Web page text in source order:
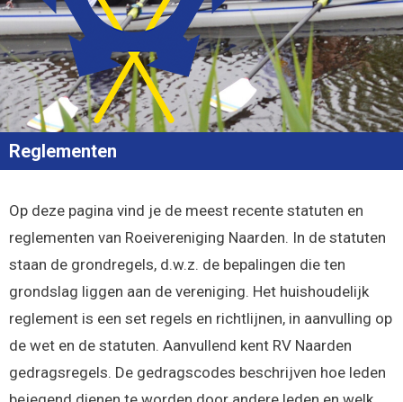
Reglementen
Op deze pagina vind je de meest recente statuten en
reglementen van Roeivereniging Naarden. In de statuten
staan de grondregels, d.w.z. de bepalingen die ten
grondslag liggen aan de vereniging. Het huishoudelijk
reglement is een set regels en richtlijnen, in aanvulling op
de wet en de statuten. Aanvullend kent RV Naarden
gedragsregels. De gedragscodes beschrijven hoe leden